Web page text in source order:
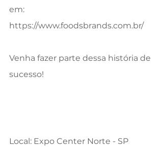
em:
https://www.foodsbrands.com.br/
Venha fazer parte dessa história de
sucesso!
Local: Expo Center Norte - SP